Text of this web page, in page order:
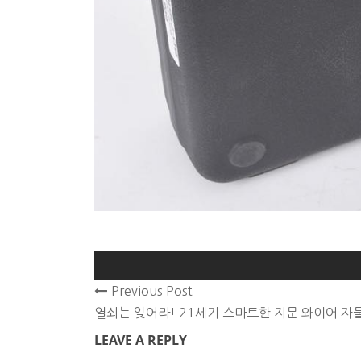
Previous Post
열쇠는 잊어라! 21세기 스마트한 지문 와이어 자
LEAVE A REPLY